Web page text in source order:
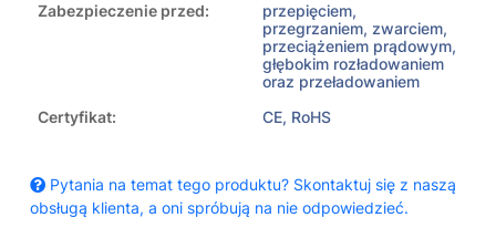
Zabezpieczenie przed:
przepięciem,
przegrzaniem, zwarciem,
przeciążeniem prądowym,
głębokim rozładowaniem
oraz przeładowaniem
Certyfikat:
CE, RoHS
Pytania na temat tego produktu? Skontaktuj się z naszą
obsługą klienta, a oni spróbują na nie odpowiedzieć.